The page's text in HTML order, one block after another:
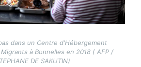
dans un Centre d'Hébergement
à Bonnelles en 2018 ( AFP /
DE SAKUTIN)